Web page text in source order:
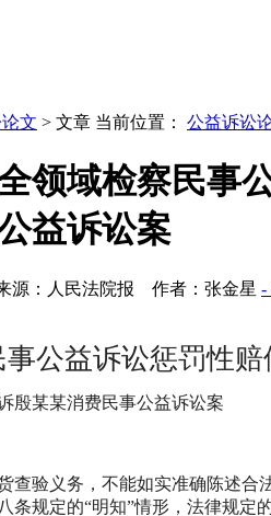
文 > 文章 当前位置： 公益诉讼
领域检察民
益诉讼案
源：人民法院报 作者：张金星 -
公益诉讼惩罚性赔
某某消费民事公益诉讼案
验义务，不能如实准确陈述合
条规定的“明知”情形，法律规定